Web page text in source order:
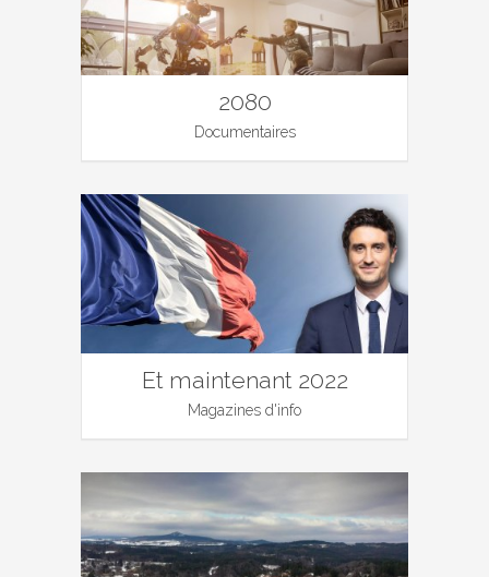
2080
Documentaires
Et maintenant 2022
Magazines d'info